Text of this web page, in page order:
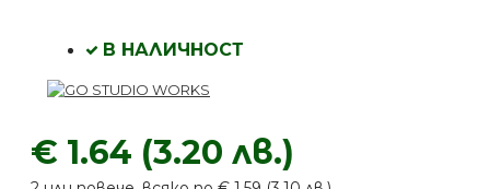
€ 1.64 (3.20 лв.)
В НАЛИЧНОСТ